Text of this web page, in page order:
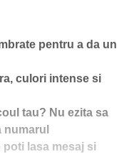
pentru a da un
culori intense si
tau? Nu ezita sa
poti lasa mesaj si